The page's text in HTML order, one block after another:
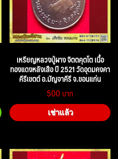
เหรียญหลวงปู่ผาง จิตตคุตโต เนื้อ
ทองแดงหลังเสือ ปี 2521 วัดอุดมคงคา
คีรีเขตต์ อ.มัญจาคีรี จ.ขอนแก่น
500
เช่าแล้ว